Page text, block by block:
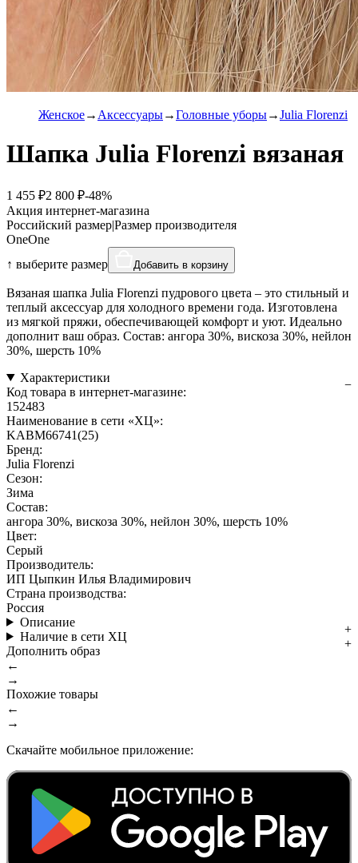
Женское Аксессуары Головные уборы Julia Florenzi
Шапка Julia Florenzi вязаная
1 455 ₽2 800 ₽-48%
Акция интернет-магазина
Российский размер|Размер производителя
OneOne
↑ выберите размер
Добавить в корзину
Вязаная шапка Julia Florenzi пудрового цвета – это стильный и
теплый аксессуар для холодного времени года. Изготовлена
из мягкой пряжи, обеспечивающей комфорт и уют. Идеально
дополнит ваш образ. Состав: ангора 30%, вискоза 30%, нейлон
30%, шерсть 10%
Характеристики
Код товара в интернет-магазине:
152483
Наименование в сети «ХЦ»:
KABM66741(25)
Бренд:
Julia Florenzi
Сезон:
Зима
Состав:
ангора 30%, вискоза 30%, нейлон 30%, шерсть 10%
Цвет:
Серый
Производитель:
ИП Цыпкин Илья Владимирович
Страна производства:
Россия
Описание
Наличие в сети ХЦ
Дополнить образ
←
→
Похожие товары
←
→
Скачайте мобильное приложение: